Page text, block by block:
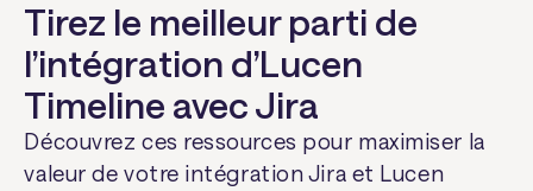
Tirez le meilleur parti de
l’intégration d’Lucen
Timeline avec Jira
Découvrez ces ressources pour maximiser la
valeur de votre intégration Jira et Lucen